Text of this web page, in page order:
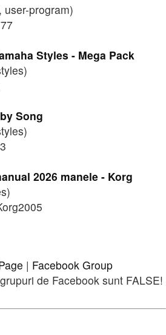
user-program)
Styles - Mega Pack
Song
2026 manele - Korg
| Facebook Group
de Facebook sunt FALSE!